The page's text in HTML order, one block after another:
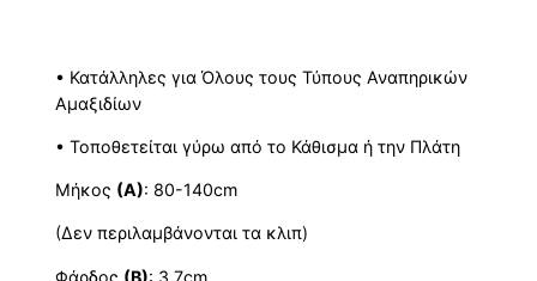
• Κατάλληλες για Όλους τους Τύπους Αναπηρικών
Αμαξιδίων
• Τοποθετείται γύρω από το Κάθισμα ή την Πλάτη
Μήκος (Α): 80-140cm
(Δεν περιλαμβάνονται τα κλιπ)
Φάρδος (Β): 3,7cm